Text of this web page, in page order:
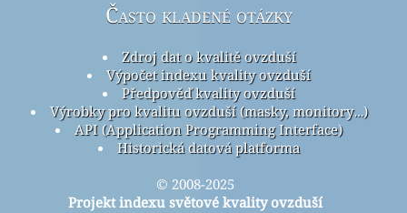
Často kladené otázky
Zdroj dat o kvalitě ovzduší
Výpočet indexu kvality ovzduší
Předpověď kvality ovzduší
Výrobky pro kvalitu ovzduší (masky, monitory…)
API (Application Programming Interface)
Historická datová platforma
© 2008-2025
Projekt indexu světové kvality ovzduší